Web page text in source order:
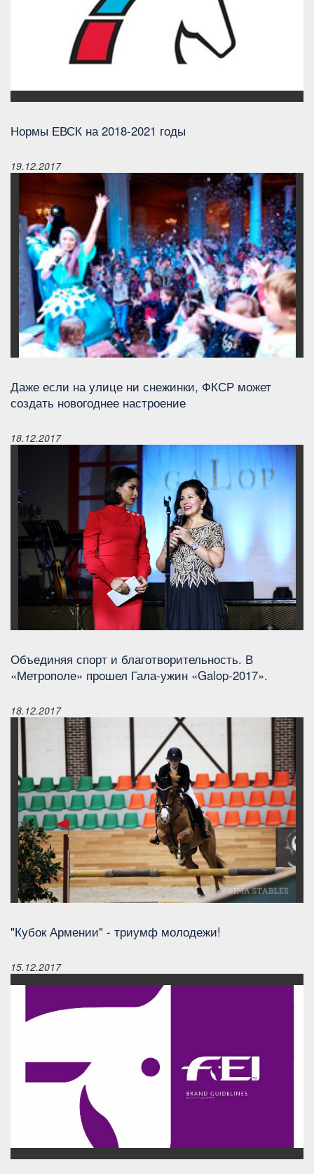
Нормы ЕВСК на 2018-2021 годы
19.12.2017
Даже если на улице ни снежинки, ФКСР может
создать новогоднее настроение
18.12.2017
Объединяя спорт и благотворительность. В
«Метрополе» прошел Гала-ужин «Galop-2017».
18.12.2017
"Кубок Армении" - триумф молодежи!
15.12.2017